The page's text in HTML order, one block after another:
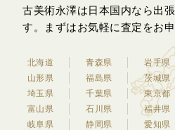
古美術永澤は日本国内なら出
す。
まずはお気軽に査定をお
北海道 青森県 岩手県
山形県
福島県 茨城県
埼玉県
千葉県 東京都
富山県
石川県 福井県
岐阜県
静岡県 愛知県